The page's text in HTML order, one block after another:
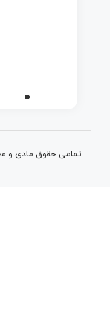
تمامی حقوق مادی و